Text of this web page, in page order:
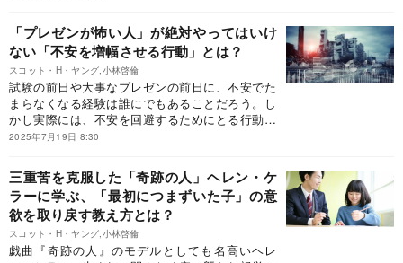
癖、性格、技術などの奇妙な一致が浮上する
が…。※本稿は、ジャーナリストのベンジャミ
ン・ウォレス著、小林啓倫訳『サトシ・ナカモト
はだれだ？ 世界を変えたビットコイン発明者の
正体に迫る』（河出書房新社）の一部を抜粋・編
集したものです。
「プレゼンが怖い人」が絶対やってはいけ
ない「不安を増幅させる行動」とは？
スコット・H・ヤング,小林啓倫
試験の前日や大事なプレゼンの前日に、不安でた
まらなくなる経験は誰にでもあることだろう。し
かし実際には、不安を回避するためにとる行動の
多くが、むしろ不安を悪化させることをご存じだ
ンドン市民を例に、「不安」の正体とメカニズム
を解き明かす。※本稿は、スコット・H・ヤング
著、小林啓倫訳『SENSEFULNESS（センスフル
ネス） どんなスキルでも最速で磨く「マスタリー
の法則」』（朝日新聞出版）の一部を抜粋・編集
したものです。
2025年7月19日 8:30
三重苦を克服した「奇跡の人」ヘレン・ケ
ラーに学ぶ、「最初につまずいた子」の意
欲を取り戻す教え方とは？
スコット・H・ヤング,小林啓倫
戯曲『奇跡の人』のモデルとしても名高いヘレ